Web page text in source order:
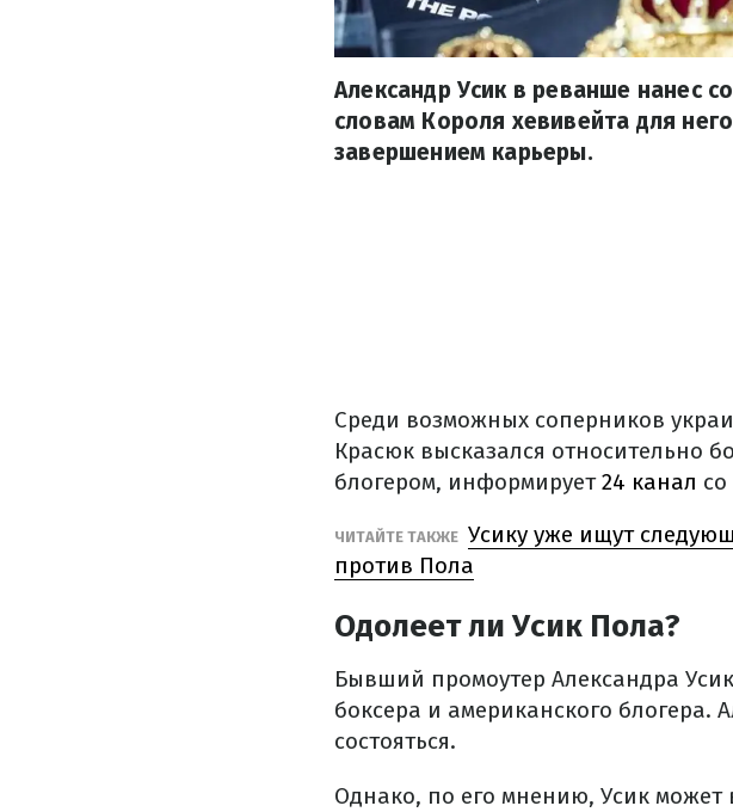
Александр Усик в реванше нанес
словам Короля хевивейта для
завершением карьеры.
Среди возможных соперников
Красюк высказался относительно
блогером, информирует24 канал
ЧИТАЙТЕ ТАКЖЕ Усику уже ищут
против Пола
Одолеет ли Усик Пола?
Бывший промоутер Александра
боксера и американского блогера.
состояться.
Однако, по его мнению, Усик может